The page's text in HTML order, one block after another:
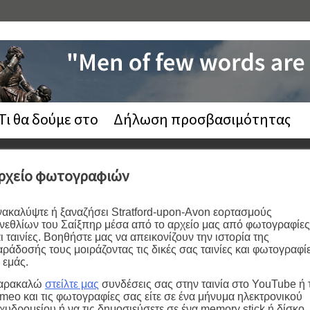
θα δούμε στο
Δήλωση προσβασιμότητας
φωτογραφιών
ή ξαναζήσει Stratford-upon-Avon εορτασμούς
του Σαίξπηρ μέσα από το αρχείο μας από φωτογραφίες
ταινίες. Βοηθήστε μας να απεικονίζουν την ιστορία της
τους μοιράζοντας τις δικές σας ταινίες και
εμάς.
στείλτε μας συνδέσεις σας στην ταινία στο YouTube ή
και τις φωτογραφίες σας είτε σε ένα μήνυμα ηλεκτρονικού